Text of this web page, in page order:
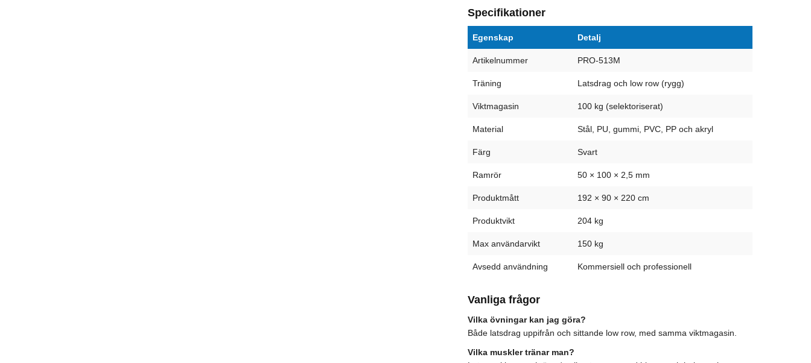
Specifikationer
Egenskap Detalj
Artikelnummer PRO-513M
Träning Latsdrag och low row (rygg)
Viktmagasin 100 kg (selektoriserat)
Material Stål, PU, gummi, PVC, PP och akryl
Färg Svart
Ramrör 50 × 100 × 2,5 mm
Produktmått 192 × 90 × 220 cm
Produktvikt 204 kg
Max användarvikt 150 kg
Avsedd användning Kommersiell och professionell
Vanliga frågor
Vilka övningar kan jag göra?
Både latsdrag uppifrån och sittande low row, med samma viktmagasin.
Vilka muskler tränar man?